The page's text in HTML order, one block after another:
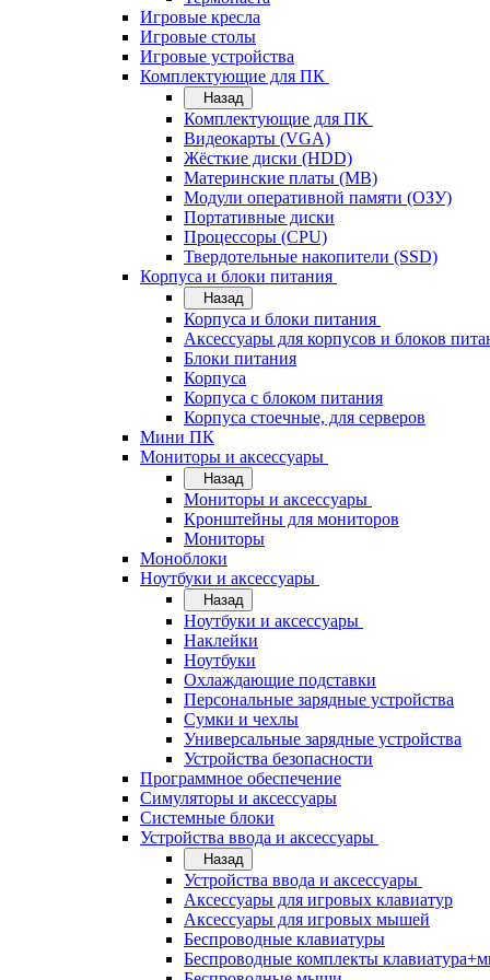
Игровые кресла
Игровые столы
Игровые устройства
Комплектующие для ПК
Назад
Комплектующие для ПК
Видеокарты (VGA)
Жёсткие диски (HDD)
Материнские платы (MB)
Модули оперативной памяти (ОЗУ)
Портативные диски
Процессоры (CPU)
Твердотельные накопители (SSD)
Корпуса и блоки питания
Назад
Корпуса и блоки питания
Аксессуары для корпусов и блоков
Блоки питания
Корпуса
Корпуса с блоком питания
Корпуса стоечные, для серверов
Мини ПК
Мониторы и аксессуары
Назад
Мониторы и аксессуары
Кронштейны для мониторов
Мониторы
Моноблоки
Ноутбуки и аксессуары
Назад
Ноутбуки и аксессуары
Наклейки
Ноутбуки
Охлаждающие подставки
Персональные зарядные устройства
Сумки и чехлы
Универсальные зарядные устройства
Устройства безопасности
Программное обеспечение
Симуляторы и аксессуары
Системные блоки
Устройства ввода и аксессуары
Назад
Устройства ввода и аксессуары
Аксессуары для игровых клавиатур
Аксессуары для игровых мышей
Беспроводные клавиатуры
Беспроводные комплекты